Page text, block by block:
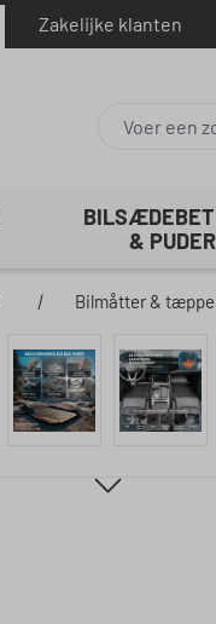
Zakelijke klanten
& PUDER
| Bilmåtter &